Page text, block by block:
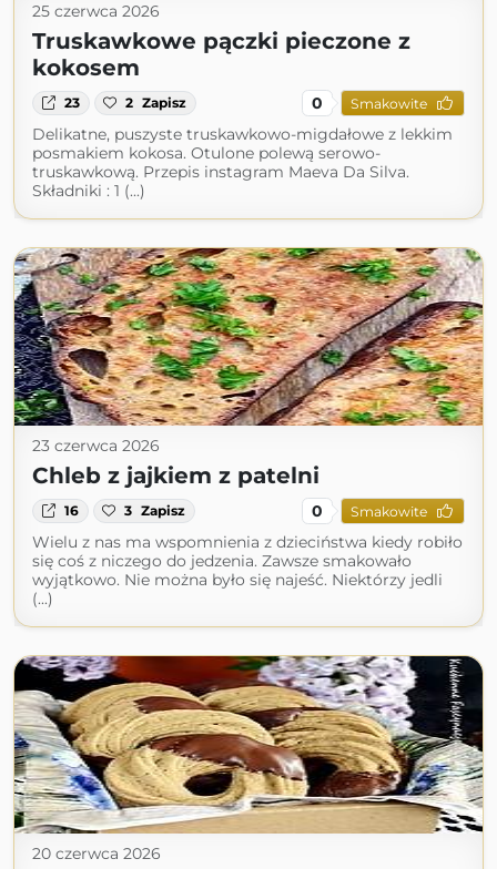
25 czerwca 2026
Truskawkowe pączki pieczone z
kokosem
23 2 Zapisz 0 Smakowite
Delikatne, puszyste truskawkowo-migdałowe z lekkim
posmakiem kokosa. Otulone polewą serowo-
truskawkową. Przepis instagram Maeva Da Silva.
Składniki : 1 (...)
23 czerwca 2026
Chleb z jajkiem z patelni
16 3 Zapisz 0 Smakowite
Wielu z nas ma wspomnienia z dzieciństwa kiedy robiło
się coś z niczego do jedzenia. Zawsze smakowało
wyjątkowo. Nie można było się najeść. Niektórzy jedli
(...)
20 czerwca 2026